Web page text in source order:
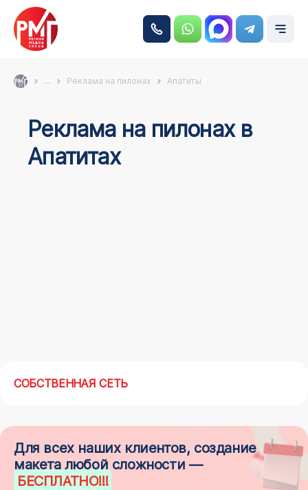
... Реклама на пилонах Апатиты
Реклама на пилонах в
Апатитах
СОБСТВЕННАЯ СЕТЬ
Для всех наших клиентов, создание
макета любой сложности —
БЕСПЛАТНО!!!